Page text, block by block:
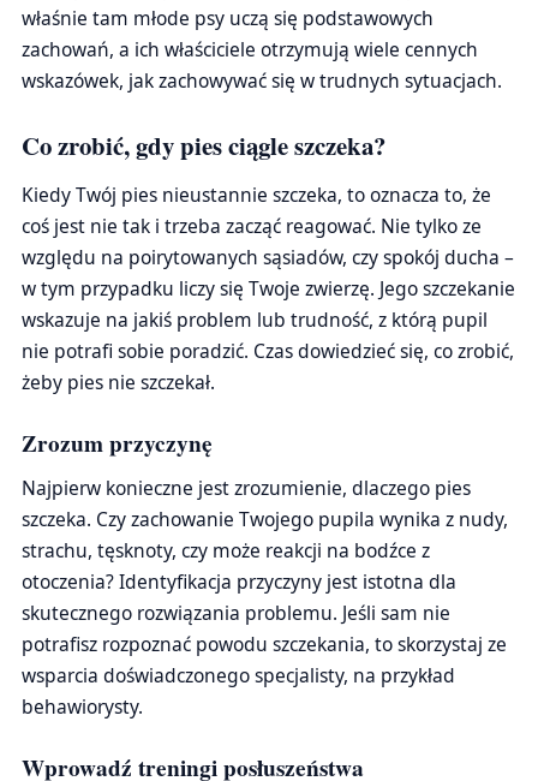
właśnie tam młode psy uczą się podstawowych
zachowań, a ich właściciele otrzymują wiele cennych
wskazówek, jak zachowywać się w trudnych sytuacjach.
Co zrobić, gdy pies ciągle szczeka?
Kiedy Twój pies nieustannie szczeka, to oznacza to, że
coś jest nie tak i trzeba zacząć reagować. Nie tylko ze
względu na poirytowanych sąsiadów, czy spokój ducha –
w tym przypadku liczy się Twoje zwierzę. Jego szczekanie
wskazuje na jakiś problem lub trudność, z którą pupil
nie potrafi sobie poradzić. Czas dowiedzieć się, co zrobić,
żeby pies nie szczekał.
Zrozum przyczynę
Najpierw konieczne jest zrozumienie, dlaczego pies
szczeka. Czy zachowanie Twojego pupila wynika z nudy,
strachu, tęsknoty, czy może reakcji na bodźce z
otoczenia? Identyfikacja przyczyny jest istotna dla
skutecznego rozwiązania problemu. Jeśli sam nie
potrafisz rozpoznać powodu szczekania, to skorzystaj ze
wsparcia doświadczonego specjalisty, na przykład
behawiorysty.
Wprowadź treningi posłuszeństwa